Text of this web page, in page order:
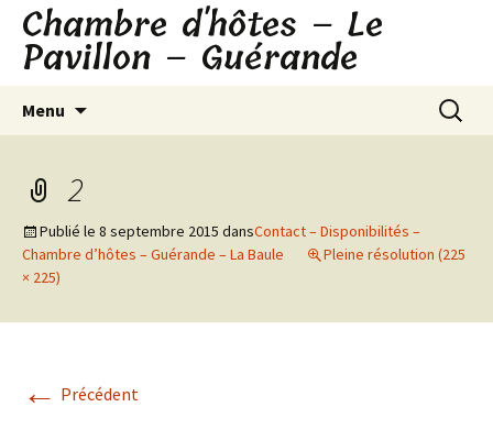
Aller
contenu
Chambre d'hôtes – Le
Pavillon – Guérande
Menu
2
Publié le 8 septembre 2015 dansContact – Disponibilités –
Chambre d’hôtes – Guérande – La Baule
Pleine résolution (225
× 225)
← Précédent